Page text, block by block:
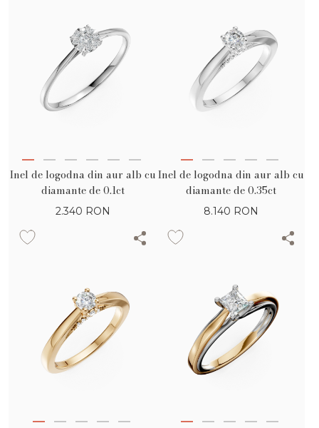
Inel de logodna din aur alb cu
diamante de 0.1ct
2.340 RON
Inel de logodna din aur alb cu
diamante de 0.35ct
8.140 RON